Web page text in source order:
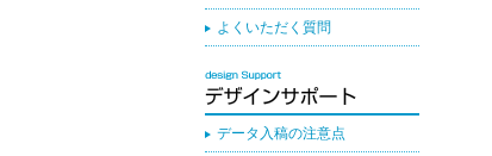
よくいただく質問
データ入稿の注意点